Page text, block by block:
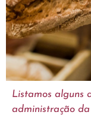
Listamos alguns
administração